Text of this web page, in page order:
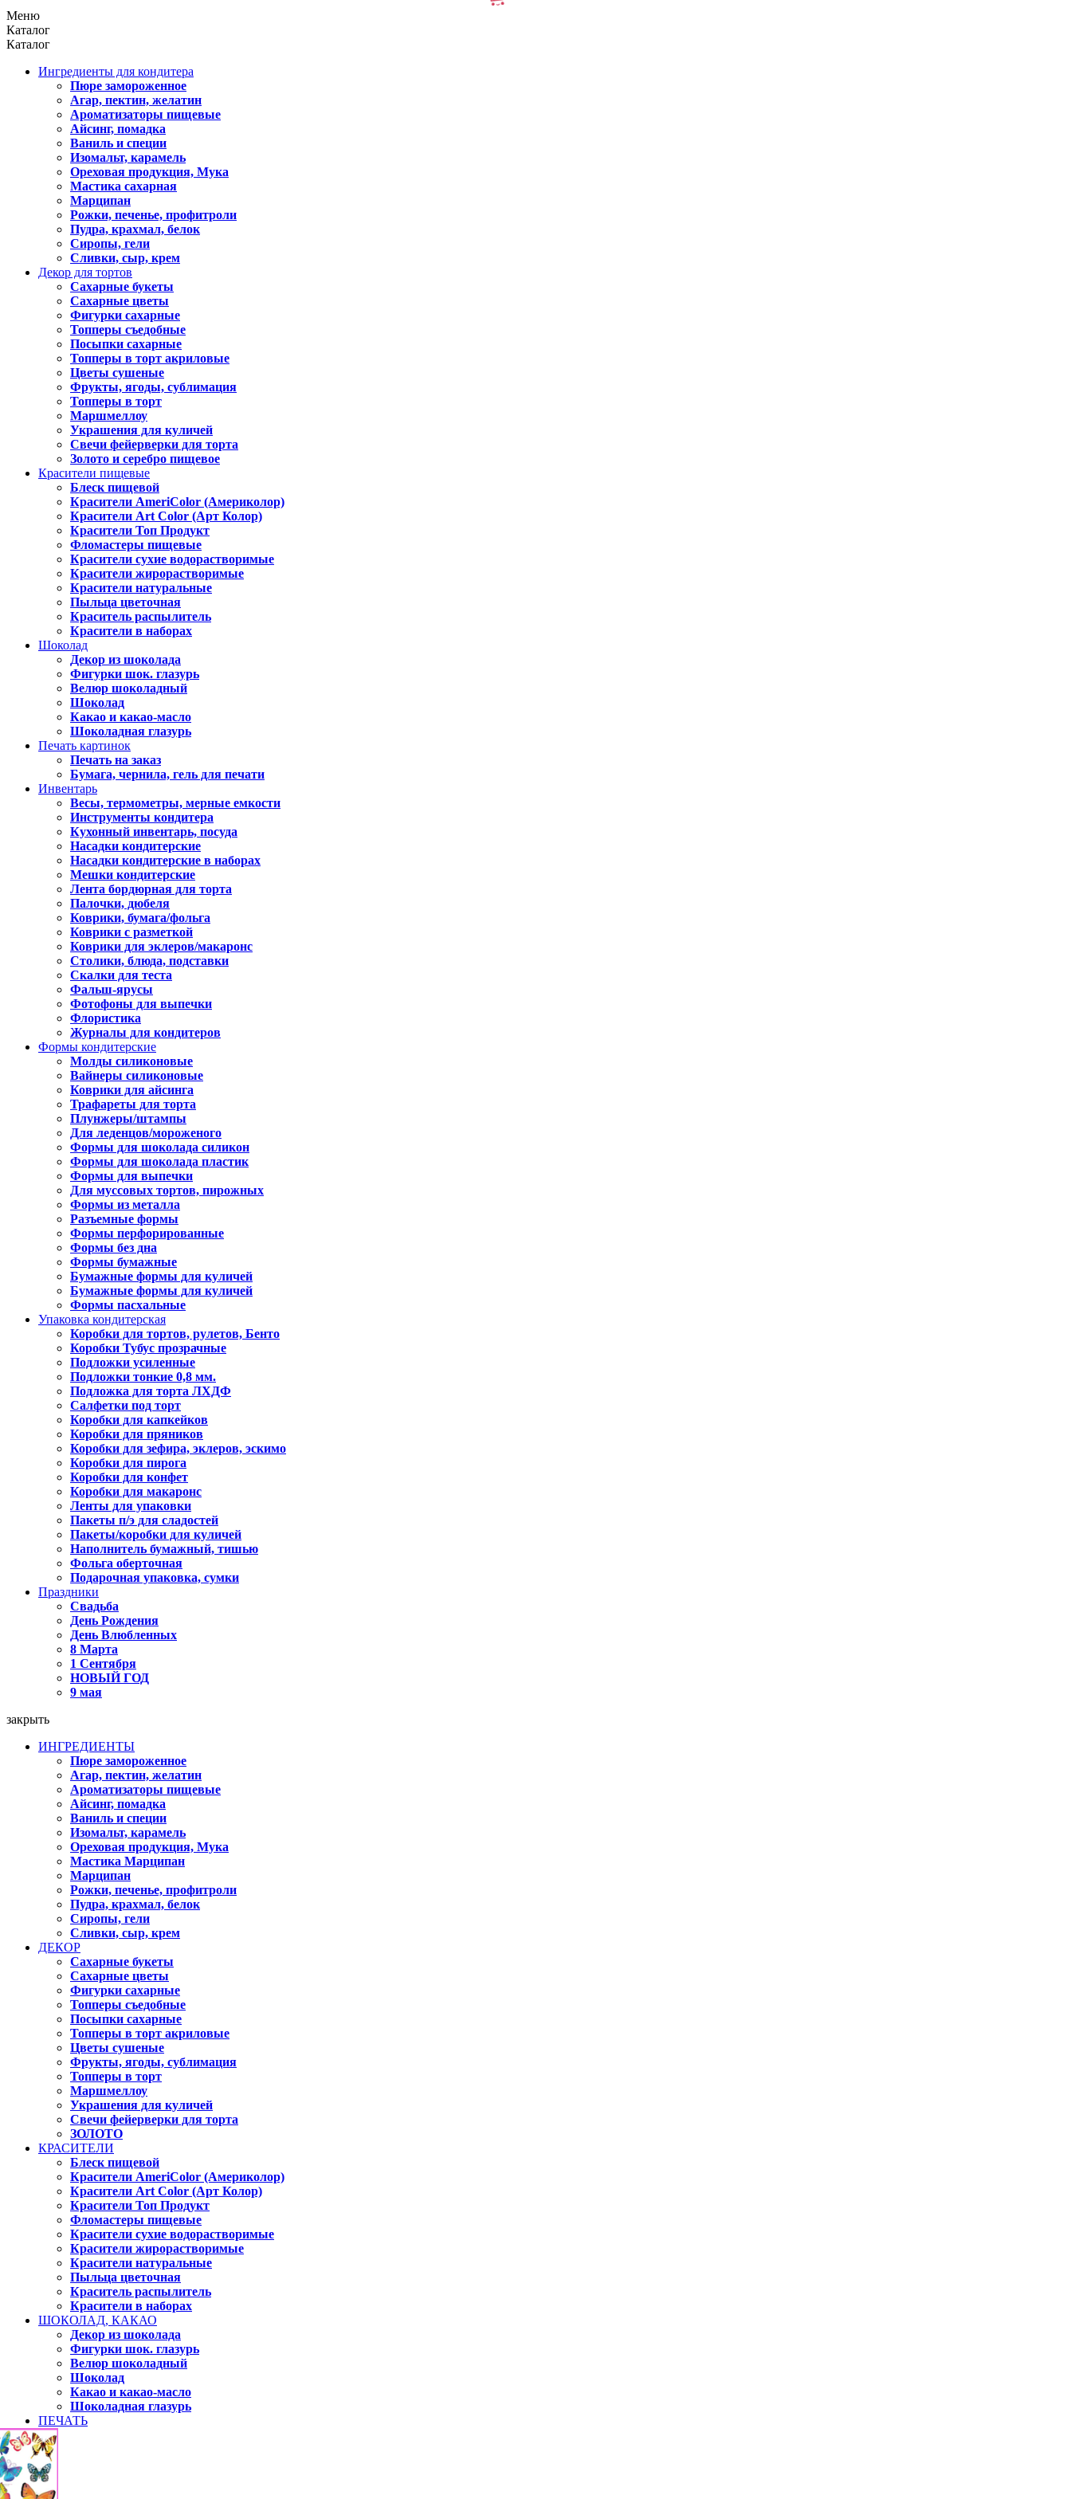
Меню
Каталог
Каталог
Ингредиенты для кондитера
Пюре замороженное
Агар, пектин, желатин
Ароматизаторы пищевые
Айсинг, помадка
Ваниль и специи
Изомальт, карамель
Ореховая продукция, Мука
Мастика сахарная
Марципан
Рожки, печенье, профитроли
Пудра, крахмал, белок
Сиропы, гели
Сливки, сыр, крем
Декор для тортов
Сахарные букеты
Сахарные цветы
Фигурки сахарные
Топперы съедобные
Посыпки сахарные
Топперы в торт акриловые
Цветы сушеные
Фрукты, ягоды, сублимация
Топперы в торт
Маршмеллоу
Украшения для куличей
Свечи фейерверки для торта
Золото и серебро пищевое
Красители пищевые
Блеск пищевой
Красители AmeriColor (Америколор)
Красители Art Color (Арт Колор)
Красители Топ Продукт
Фломастеры пищевые
Красители сухие водорастворимые
Красители жирорастворимые
Красители натуральные
Пыльца цветочная
Краситель распылитель
Красители в наборах
Шоколад
Декор из шоколада
Фигурки шок. глазурь
Велюр шоколадный
Шоколад
Какао и какао-масло
Шоколадная глазурь
Печать картинок
Печать на заказ
Бумага, чернила, гель для печати
Инвентарь
Весы, термометры, мерные емкости
Инструменты кондитера
Кухонный инвентарь, посуда
Насадки кондитерские
Насадки кондитерские в наборах
Мешки кондитерские
Лента бордюрная для торта
Палочки, дюбеля
Коврики, бумага/фольга
Коврики с разметкой
Коврики для эклеров/макаронс
Столики, блюда, подставки
Скалки для теста
Фальш-ярусы
Фотофоны для выпечки
Флористика
Журналы для кондитеров
Формы кондитерские
Молды силиконовые
Вайнеры силиконовые
Коврики для айсинга
Трафареты для торта
Плунжеры/штампы
Для леденцов/мороженого
Формы для шоколада силикон
Формы для шоколада пластик
Формы для выпечки
Для муссовых тортов, пирожных
Формы из металла
Разъемные формы
Формы перфорированные
Формы без дна
Формы бумажные
Бумажные формы для куличей
Бумажные формы для куличей
Формы пасхальные
Упаковка кондитерская
Коробки для тортов, рулетов, Бенто
Коробки Тубус прозрачные
Подложки усиленные
Подложки тонкие 0,8 мм.
Подложка для торта ЛХДФ
Салфетки под торт
Коробки для капкейков
Коробки для пряников
Коробки для зефира, эклеров, эскимо
Коробки для пирога
Коробки для конфет
Коробки для макаронс
Ленты для упаковки
Пакеты п/э для сладостей
Пакеты/коробки для куличей
Наполнитель бумажный, тишью
Фольга оберточная
Подарочная упаковка, сумки
Праздники
Свадьба
День Рождения
День Влюбленных
8 Марта
1 Сентября
НОВЫЙ ГОД
9 мая
закрыть
ИНГРЕДИЕНТЫ
Пюре замороженное
Агар, пектин, желатин
Ароматизаторы пищевые
Айсинг, помадка
Ваниль и специи
Изомальт, карамель
Ореховая продукция, Мука
Мастика Марципан
Марципан
Рожки, печенье, профитроли
Пудра, крахмал, белок
Сиропы, гели
Сливки, сыр, крем
ДЕКОР
Сахарные букеты
Сахарные цветы
Фигурки сахарные
Топперы съедобные
Посыпки сахарные
Топперы в торт акриловые
Цветы сушеные
Фрукты, ягоды, сублимация
Топперы в торт
Маршмеллоу
Украшения для куличей
Свечи фейерверки для торта
ЗОЛОТО
КРАСИТЕЛИ
Блеск пищевой
Красители AmeriColor (Америколор)
Красители Art Color (Арт Колор)
Красители Топ Продукт
Фломастеры пищевые
Красители сухие водорастворимые
Красители жирорастворимые
Красители натуральные
Пыльца цветочная
Краситель распылитель
Красители в наборах
ШОКОЛАД, КАКАО
Декор из шоколада
Фигурки шок. глазурь
Велюр шоколадный
Шоколад
Какао и какао-масло
Шоколадная глазурь
ПЕЧАТЬ